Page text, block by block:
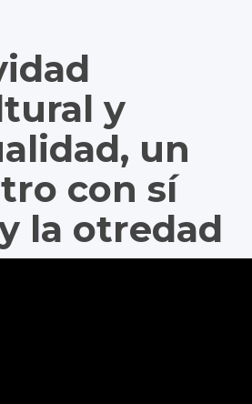
y
un
con sí
la otredad